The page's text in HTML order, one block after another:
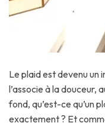
Le plaid est devenu un
l’associe à la douceur,
fond, qu’est-ce qu’un
exactement ? Et